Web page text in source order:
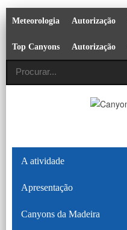
Meteorologia Autorização
Top Canyons Autorização
A atividade
Apresentação
Canyons da Madeira